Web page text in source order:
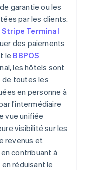
garantie ou les
par les clients.
Stripe Terminal
des paiements
le BBPOS
les hôtels sont
de toutes les
en personne à
l'intermédiaire
vue unifiée
visibilité sur les
revenus et
contribuant à
réduisant le